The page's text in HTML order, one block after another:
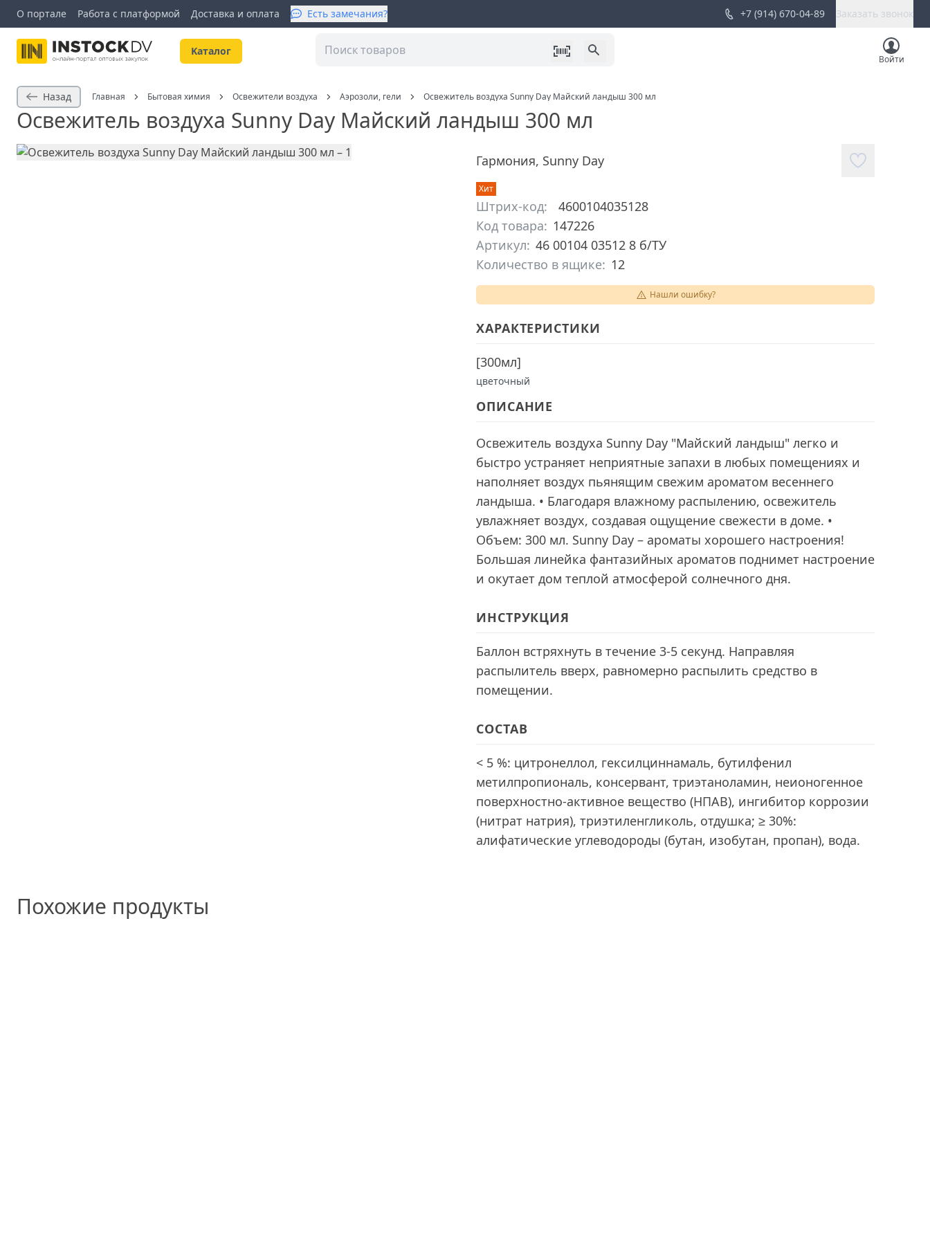
О портале Работа с платформой Доставка и оплата Есть замечания? +7 (914) 670-04-89 Заказать звонок
Kаталог
Войти
Назад Главная Бытовая химия Освежители воздуха Аэрозоли, гели Освежитель воздуха Sunny Day Майский ландыш 300 мл
Освежитель воздуха Sunny Day Майский ландыш 300 мл
Гармония, Sunny Day
Хит
Штрих-код:
4600104035128
Код товара: 147226
Артикул: 46 00104 03512 8 б/ТУ
Количество в ящике: 12
Нашли ошибку?
ХАРАКТЕРИСТИКИ
[300мл]
цветочный
ОПИСАНИЕ
Освежитель воздуха Sunny Day "Майский ландыш" легко и
быстро устраняет неприятные запахи в любых помещениях и
наполняет воздух пьянящим свежим ароматом весеннего
ландыша. • Благодаря влажному распылению, освежитель
увлажняет воздух, создавая ощущение свежести в доме. •
Объем: 300 мл. Sunny Day – ароматы хорошего настроения!
Большая линейка фантазийных ароматов поднимет настроение
и окутает дом теплой атмосферой солнечного дня.
ИНСТРУКЦИЯ
Баллон встряхнуть в течение 3-5 секунд. Направляя
распылитель вверх, равномерно распылить средство в
помещении.
СОСТАВ
< 5 %: цитронеллол, гексилциннамаль, бутилфенил
метилпропиональ, консервант, триэтаноламин, неионогенное
поверхностно-активное вещество (НПАВ), ингибитор коррозии
(нитрат натрия), триэтиленгликоль, отдушка; ≥ 30%:
алифатические углеводороды (бутан, изобутан, пропан), вода.
Похожие продукты